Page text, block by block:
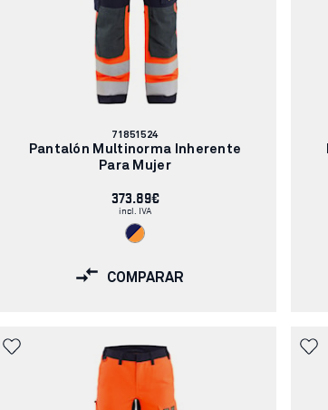
Número
de
artículo:
71851524
Pantalón Multinorma Inherente
Para Mujer
373.89€
incl. IVA
COMPARAR